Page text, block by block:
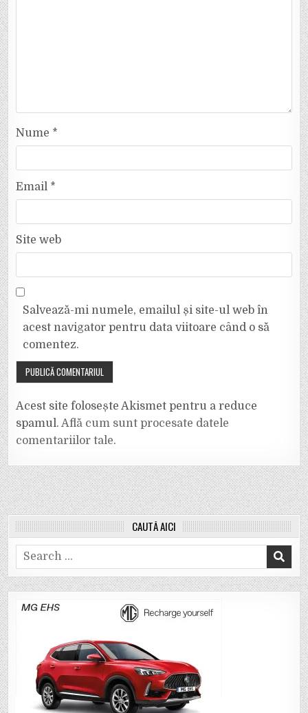
Nume *
Email *
Site web
Salvează-mi numele, emailul și site-ul web în
acest navigator pentru data viitoare când o să
comentez.
Acest site folosește Akismet pentru a reduce
spamul.Află cum sunt procesate datele
comentariilor tale.
CAUTĂ AICI
Search
for: